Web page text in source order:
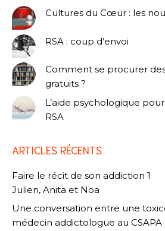
Cultures du Cœur : les
RSA : coup d’envoi
Comment se procurer
gratuits ?
L’aide psychologique
RSA
ARTICLES RÉCENTS
Faire le récit de son addiction 1
Julien, Anita et Noa
Une conversation entre une
médecin addictologue au